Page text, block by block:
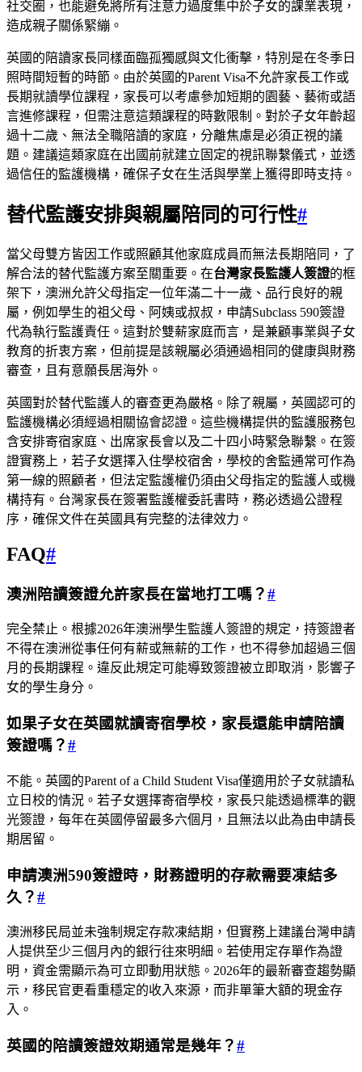
社交圈，也能避免將所有注意力過度集中於子女的課業表現，
造成親子關係緊繃。
英國的陪讀家長同樣面臨孤獨感與文化衝擊，特別是在冬季日
照時間短暫的時節。由於英國的Parent Visa不允許家長工作或
長期就讀學位課程，家長可以考慮參加短期的園藝、藝術或語
言進修課程，但需注意這類課程的時數限制。對於子女年齡超
過十二歲、無法全職陪讀的家庭，分離焦慮是必須正視的議
題。建議這類家庭在出國前就建立固定的視訊聯繫儀式，並透
過信任的監護機構，確保子女在生活與學業上獲得即時支持。
替代監護安排與親屬陪同的可行性#
當父母雙方皆因工作或照顧其他家庭成員而無法長期陪同，了
解合法的替代監護方案至關重要。在台灣家長監護人簽證的框
架下，澳洲允許父母指定一位年滿二十一歲、品行良好的親
屬，例如學生的祖父母、阿姨或叔叔，申請Subclass 590簽證
代為執行監護責任。這對於雙薪家庭而言，是兼顧事業與子女
教育的折衷方案，但前提是該親屬必須通過相同的健康與財務
審查，且有意願長居海外。
英國對於替代監護人的審查更為嚴格。除了親屬，英國認可的
監護機構必須經過相關協會認證。這些機構提供的監護服務包
含安排寄宿家庭、出席家長會以及二十四小時緊急聯繫。在簽
證實務上，若子女選擇入住學校宿舍，學校的舍監通常可作為
第一線的照顧者，但法定監護權仍須由父母指定的監護人或機
構持有。台灣家長在簽署監護權委託書時，務必透過公證程
序，確保文件在英國具有完整的法律效力。
FAQ#
澳洲陪讀簽證允許家長在當地打工嗎？#
完全禁止。根據2026年澳洲學生監護人簽證的規定，持簽證者
不得在澳洲從事任何有薪或無薪的工作，也不得參加超過三個
月的長期課程。違反此規定可能導致簽證被立即取消，影響子
女的學生身分。
如果子女在英國就讀寄宿學校，家長還能申請陪讀
簽證嗎？#
不能。英國的Parent of a Child Student Visa僅適用於子女就讀私
立日校的情況。若子女選擇寄宿學校，家長只能透過標準的觀
光簽證，每年在英國停留最多六個月，且無法以此為由申請長
期居留。
申請澳洲590簽證時，財務證明的存款需要凍結多
久？#
澳洲移民局並未強制規定存款凍結期，但實務上建議台灣申請
人提供至少三個月內的銀行往來明細。若使用定存單作為證
明，資金需顯示為可立即動用狀態。2026年的最新審查趨勢顯
示，移民官更看重穩定的收入來源，而非單筆大額的現金存
入。
英國的陪讀簽證效期通常是幾年？#